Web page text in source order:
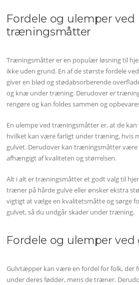
Fordele og ulemper ved
træningsmåtter
Træningsmåtter er en populær løsning til
ikke uden grund. En af de største fordele
giver en blød og stødabsorberende
og knæ under træning. Derudover er
rengøre og kan foldes sammen og
En ulempe ved træningsmåtter er, at de
hvilket kan være farligt under træning, hvis
gulvet. Derudover kan træningsmåtter
afhængigt af kvaliteten og størrelsen.
Alt i alt er træningsmåtter et godt valg til
træner på hårde gulve eller ønsker ekstra
vigtigt at vælge en kvalitetsmåtte og sørge
gulvet, så du undgår skader under træning.
Fordele og ulemper
Gulvtæpper kan være en fordel for folk, der
under deres fødder, mens de træner.